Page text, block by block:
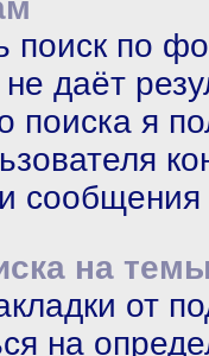
поиск по
даёт
поиска я
на
от
на